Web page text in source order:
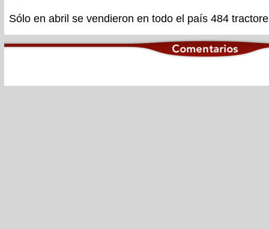
Sólo en abril se vendieron en todo el país 484